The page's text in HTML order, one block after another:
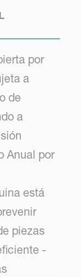
por
a
de
a
Anual por
está
piezas
-